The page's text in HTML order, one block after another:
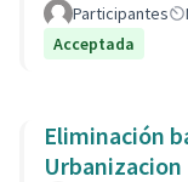
Participantes
Acceptada
Eliminación